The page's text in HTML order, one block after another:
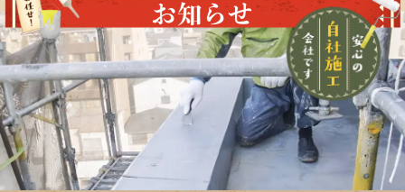
お知らせ